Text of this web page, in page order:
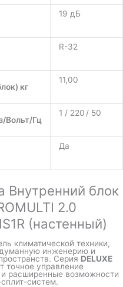
19 дБ
R-32
кг
11,00
Вольт/Гц
1 / 220 / 50
Да
Внутренний блок
2.0
(настенный)
климатической техники,
инженерию и
Серия DELUXE
точное управление
расширенные возможности
систем.